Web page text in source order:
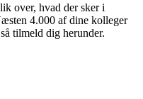
over, hvad der sker i
4.000 af dine kolleger
tilmeld dig herunder.